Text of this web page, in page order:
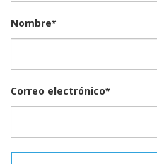
Nombre*
Correo electrónico*